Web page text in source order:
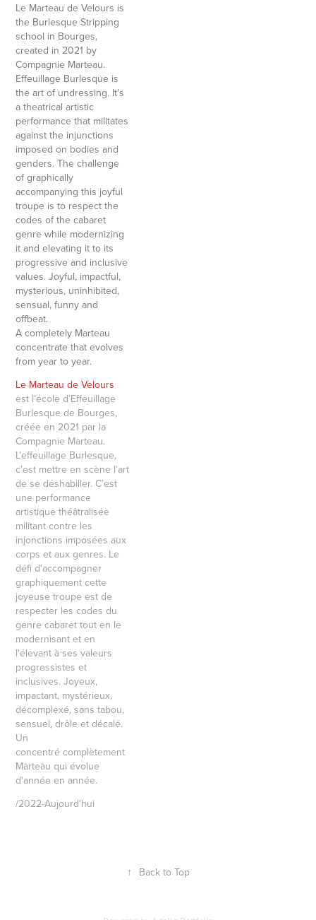
Le Marteau de Velours is
the Burlesque Stripping
school in Bourges,
created in 2021 by
Compagnie Marteau.
Effeuillage Burlesque is
the art of undressing. It's
a theatrical artistic
performance that militates
against the injunctions
imposed on bodies and
genders. The challenge
of graphically
accompanying this joyful
troupe is to respect the
codes of the cabaret
genre while modernizing
it and elevating it to its
progressive and inclusive
values. Joyful, impactful,
mysterious, uninhibited,
sensual, funny and
offbeat.
A completely Marteau
concentrate that evolves
from year to year.
Le Marteau de Velours
est l’école d’Effeuillage
Burlesque de Bourges,
créée en 2021 par la
Compagnie Marteau.
L’effeuillage Burlesque,
c’est mettre en scène l’art
de se déshabiller. C’est
une performance
artistique théâtralisée
militant contre les
injonctions imposées aux
corps et aux genres. Le
défi d'accompagner
graphiquement cette
joyeuse troupe est de
respecter les codes du
genre cabaret tout en le
modernisant et en
l'élevant à ses valeurs
progressistes et
inclusives. Joyeux,
impactant, mystérieux,
décomplexé, sans tabou,
sensuel, drôle et décalé.
Un
concentré complètement
Marteau qui évolue
d'année en année.
/2022-Aujourd'hui
↑ Back to Top